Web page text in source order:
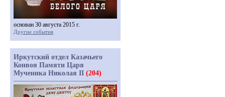
основан 30 августа 2015 г.
Другие события
Иркутский отдел Казачьего
Конвоя Памяти Царя
Мученика Николая II (204)